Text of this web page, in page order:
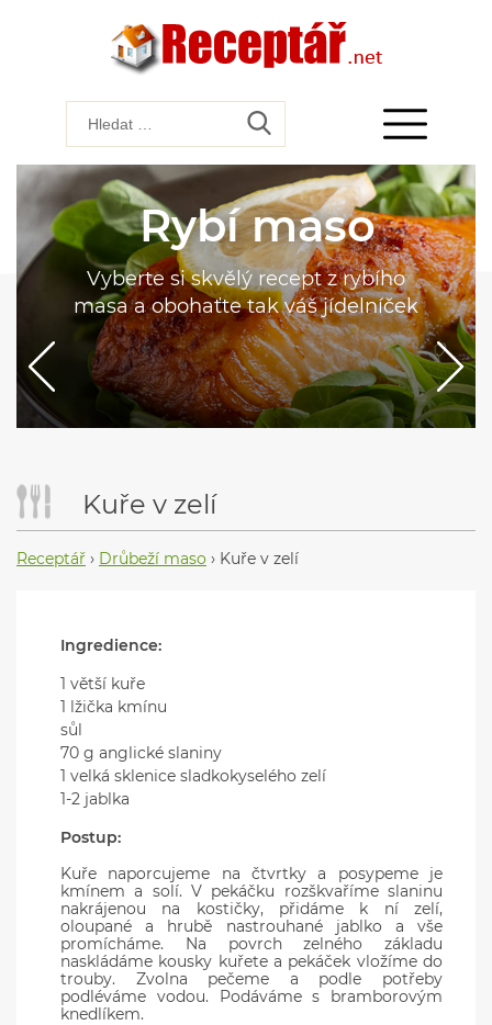
Rybí maso
Vyberte si skvělý recept z rybího
masa a obohaťte tak váš jídelníček
Kuře v zelí
Receptář › Drůbeží maso › Kuře v zelí
Ingredience:
1 větší kuře
1 lžička kmínu
sůl
70 g anglické slaniny
1 velká sklenice sladkokyselého zelí
1-2 jablka
Postup:
Kuře naporcujeme na čtvrtky a posypeme je
kmínem a solí. V pekáčku rozškvaříme slaninu
nakrájenou na kostičky, přidáme k ní zelí,
oloupané a hrubě nastrouhané jablko a vše
promícháme. Na povrch zelného základu
naskládáme kousky kuřete a pekáček vložíme do
trouby. Zvolna pečeme a podle potřeby
podléváme vodou. Podáváme s bramborovým
knedlíkem.